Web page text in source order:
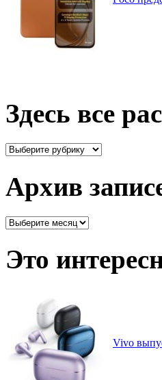
Здесь все
Здесь
Архив
Архив
месяцам
Это
Vivo